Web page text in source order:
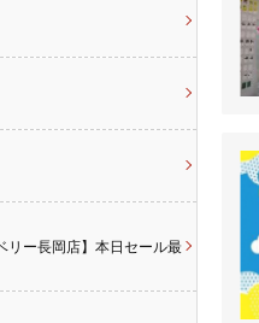
リー長岡店】本日セール最